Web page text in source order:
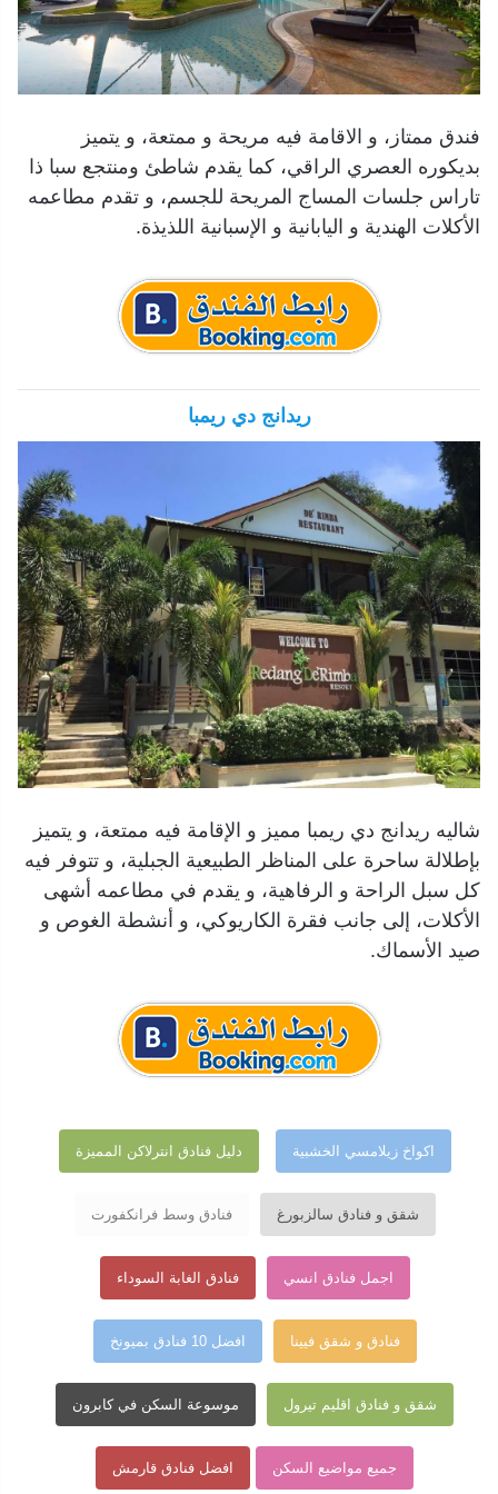
فندق ممتاز، و الاقامة فيه مريحة و ممتعة، و يتميز
بديكوره العصري الراقي، كما يقدم شاطئ ومنتجع سبا ذا
تاراس جلسات المساج المريحة للجسم، و تقدم مطاعمه
الأكلات الهندية و اليابانية و الإسبانية اللذيذة.
ريدانج دي ريمبا
شاليه ريدانج دي ريمبا مميز و الإقامة فيه ممتعة، و يتميز
بإطلالة ساحرة على المناظر الطبيعية الجبلية، و تتوفر فيه
كل سبل الراحة و الرفاهية، و يقدم في مطاعمه أشهى
الأكلات، إلى جانب فقرة الكاريوكي، و أنشطة الغوص و
صيد الأسماك.
اكواخ زيلامسي الخشبية دليل فنادق انترلاكن المميزة
شقق و فنادق سالزبورغ فنادق وسط فرانكفورت
اجمل فنادق انسي فنادق الغابة السوداء
فنادق و شقق فيينا افضل 10 فنادق بميونخ
شقق و فنادق اقليم تيرول موسوعة السكن في كابرون
جميع مواضيع السكن افضل فنادق قارمش